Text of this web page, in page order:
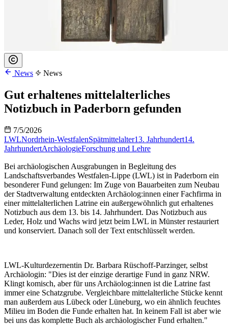
News News
Gut erhaltenes mittelalterliches
Notizbuch in Paderborn gefunden
7/5/2026
LWLNordrhein-WestfalenSpätmittelalter13. Jahrhundert14.
JahrhundertArchäologieForschung und Lehre
Bei archäologischen Ausgrabungen in Begleitung des
Landschaftsverbandes Westfalen-Lippe (LWL) ist in Paderborn ein
besonderer Fund gelungen: Im Zuge von Bauarbeiten zum Neubau
der Stadtverwaltung entdeckten Archäolog:innen einer Fachfirma in
einer mittelalterlichen Latrine ein außergewöhnlich gut erhaltenes
Notizbuch aus dem 13. bis 14. Jahrhundert. Das Notizbuch aus
Leder, Holz und Wachs wird jetzt beim LWL in Münster restauriert
und konserviert. Danach soll der Text entschlüsselt werden.
LWL-Kulturdezernentin Dr. Barbara Rüschoff-Parzinger, selbst
Archäologin: "Dies ist der einzige derartige Fund in ganz NRW.
Klingt komisch, aber für uns Archäolog:innen ist die Latrine fast
immer eine Schatzgrube. Vergleichbare mittelalterliche Stücke kennt
man außerdem aus Lübeck oder Lüneburg, wo ein ähnlich feuchtes
Milieu im Boden die Funde erhalten hat. In keinem Fall ist aber wie
bei uns das komplette Buch als archäologischer Fund erhalten."